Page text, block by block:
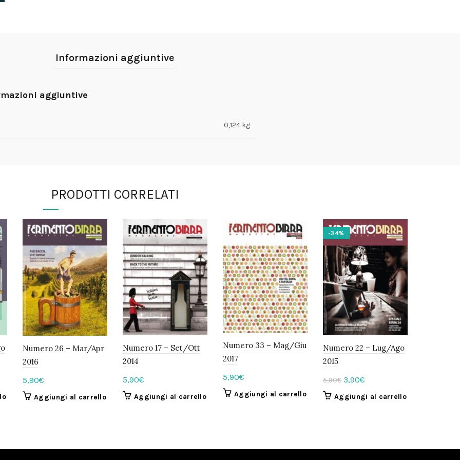
Informazioni aggiuntive
aggiuntive
0,124 kg
PRODOTTI CORRELATI
Numero 26 – Mar/Apr
2016
5,90€
Aggiungi al carrello
Numero 17 – Set/Ott
2014
5,90€
Aggiungi al carrello
Numero 33 – Mag/Giu
2017
5,90€
Aggiungi al carrello
-34%
Numero 22 – Lug/Ago
2015
5,90€ Il
prezzo
3,90€
prezzo
Aggiungi al carrello